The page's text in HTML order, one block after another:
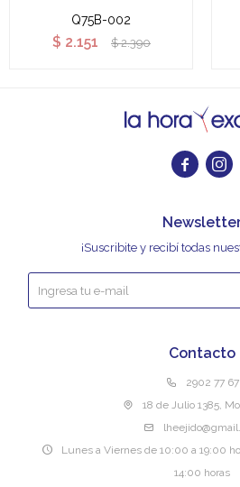
Q75B-002
$ 2.151 $ 2.390
 
Contacto
2902 77 67
18 de Julio 1385,
Lunes a Viernes de 10:00 a 19:00
14:00 horas
¡Suscribite y recibí todas